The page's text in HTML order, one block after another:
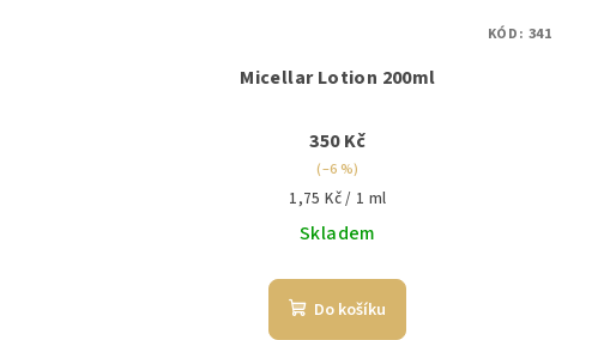
Micellar Lotion 200ml
350 Kč
(–6 %)
Měrná
cena:
1,75 Kč / 1 ml
Skladem
Do košíku
KÓD: 341